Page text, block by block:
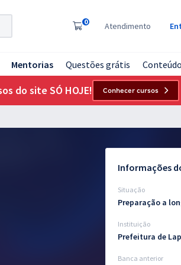
0 Atendimento
Mentorias Questões grátis
do site SÓ HOJE! Conhecer cursos
Informações
Situação
Preparação a
Instituição
Prefeitura de
Banca anterior